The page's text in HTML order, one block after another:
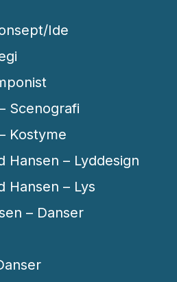
Ide
Scenografi
Kostyme
Hansen – Lyddesign
Hansen – Lys
– Danser